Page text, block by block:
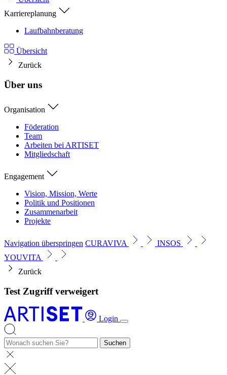
Karriereplanung
Laufbahnberatung
Übersicht
Zurück
Über uns
Organisation
Föderation
Team
Arbeiten bei ARTISET
Mitgliedschaft
Engagement
Vision, Mission, Werte
Politik und Positionen
Zusammenarbeit
Projekte
Navigation überspringen CURAVIVA
INSOS
YOUVITA
Zurück
Test Zugriff verweigert
Login
Suchen